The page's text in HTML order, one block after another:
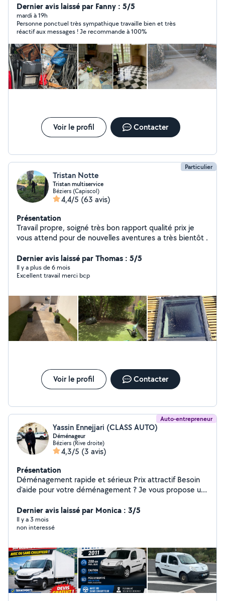
de meuble et petit travaux Hésiter pas à m'envoyer un
mesage pour toute question je répondrai au plus vite.
Merci
Dernier avis laissé par Fanny : 5/5
mardi à 19h
Personne ponctuel très sympathique travaille bien et très
réactif aux messages ! Je recommande à 100%
Voir le profil Contacter
Particulier
Tristan Notte
Tristan multiservice
Béziers (Capiscol)
4,4/5 (63 avis)
Présentation
Travail propre, soigné très bon rapport qualité prix je
vous attend pour de nouvelles aventures a très bientôt .
Dernier avis laissé par Thomas : 5/5
Il y a plus de 6 mois
Excellent travail merci bcp
Voir le profil Contacter
Auto-entrepreneur
Yassin Ennejjari (CLASS AUTO)
Déménageur
Béziers (Rive droite)
4,3/5 (3 avis)
Présentation
Déménagement rapide et sérieux Prix attractif Besoin
d'aide pour votre déménagement ? Je vous propose un
accompagner dans votre déménagement.
Déménagement appartement / maison Transport de
meubles et électroménager Chargement et
possible Travail propre et sérieux Je m'adapte à votre
besoin : petit déménagement, transport de meubles ou
volume plus important. Disponible rapidement
Contactez-moi par message pour un devis rapide.
Dernier avis laissé par Monica : 3/5
Il y a 3 mois
non interessé